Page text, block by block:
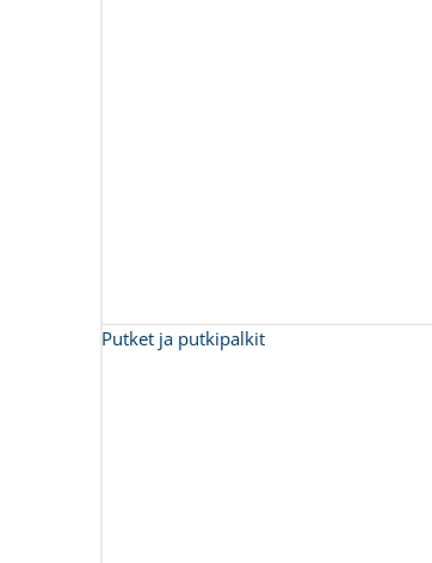
Putket ja putkipalkit